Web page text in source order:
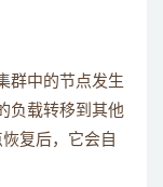
群中的节点发生
负载转移到其他
复后，它会自